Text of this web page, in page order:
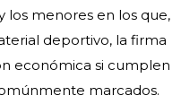
los menores en los que,
deportivo, la firma
económica si cumplen
marcados.